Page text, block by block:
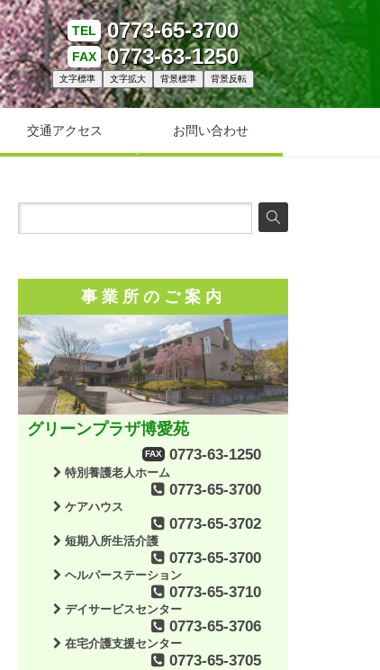
TEL 0773-65-3700
FAX 0773-63-1250
文字標準 文字拡大 背景標準 背景反転
交通アクセス お問い合わせ
事業所のご案内
グリーンプラザ博愛苑
FAX 0773-63-1250
特別養護老人ホーム
0773-65-3700
ケアハウス
0773-65-3702
短期入所生活介護
0773-65-3700
ヘルパーステーション
0773-65-3710
デイサービスセンター
0773-65-3706
在宅介護支援センター
0773-65-3705